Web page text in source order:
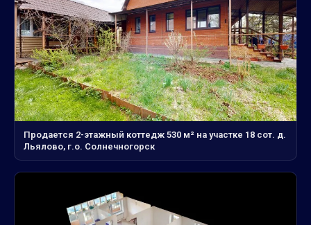
Продается 2-этажный коттедж 530 м² на участке 18 сот. д.
Льялово, г.о. Солнечногорск